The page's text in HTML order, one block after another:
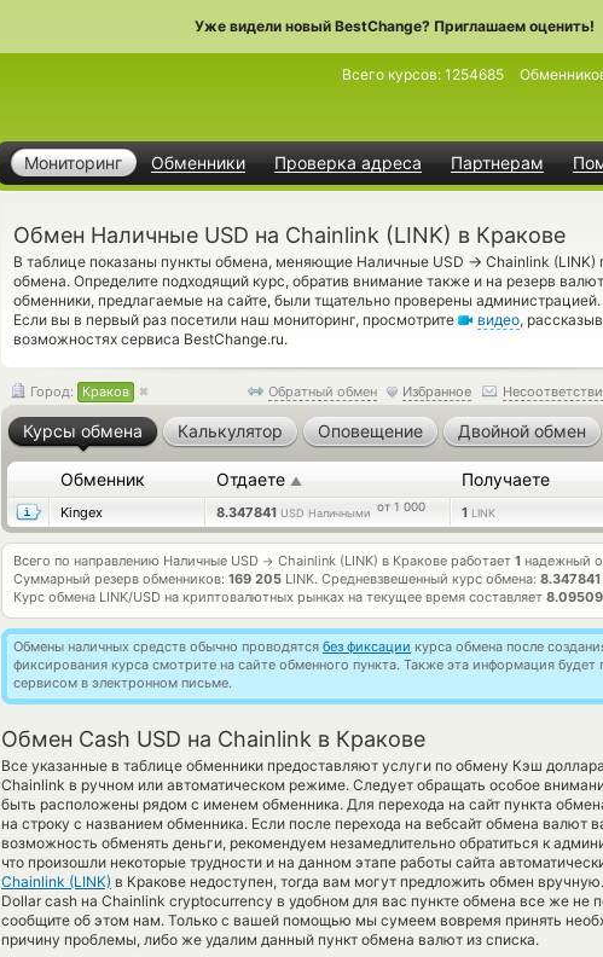
Уже видели новый BestChange? Приглашаем оценить!
Мониторинг Обменники Проверка адреса Партнерам
Всего курсов: 1254685
Обмен Наличные USD на Chainlink (LINK) в Кракове
В таблице показаны пункты обмена, меняющие Наличные USD → Chainlink
обмена. Определите подходящий курс, обратив внимание также и на резерв
обменники, предлагаемые на сайте, были тщательно проверены администрацией.
Если вы в первый раз посетили наш мониторинг, просмотрите
видео,
возможностях сервиса BestChange.ru.
Обратный обмен Избранное
Город: Краков
Курсы обмена Калькулятор Оповещение Двойной обмен
Обменник Отдаете ▲ Получаете
Kingex 8.347841 USD Наличными от 1 000 1 LINK
Всего по направлению Наличные USD → Chainlink (LINK) в Кракове работает 1 надежный
Суммарный резерв обменников: 169 205 LINK. Средневзвешенный курс обмена: 8.347841
Курс обмена LINK/USD на криптовалютных рынках на текущее время составляет
Обмены наличных средств обычно проводятся без фиксации курса обмена после
фиксирования курса смотрите на сайте обменного пункта. Также эта информация
сервисом в электронном письме.
Обмен Cash USD на Chainlink в Кракове
Все указанные в таблице обменники предоставляют услуги по обмену Кэш
Chainlink в ручном или автоматическом режиме. Следует обращать особое
быть расположены рядом с именем обменника. Для перехода на сайт пункта
на строку с названием обменника. Если после перехода на вебсайт обмена валют
возможность обменять деньги, рекомендуем незамедлительно обратиться к
что произошли некоторые трудности и на данном этапе работы сайта
Chainlink (LINK) в Кракове недоступен, тогда вам могут предложить обмен
Dollar cash на Chainlink cryptocurrency в удобном для вас пункте обмена все же не
сообщите об этом нам. Только с вашей помощью мы сумеем вовремя принять
причину проблемы, либо же удалим данный пункт обмена валют из списка.